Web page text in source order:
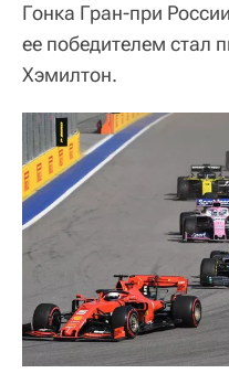
Гонка Гран-при
ее победителем стал
Хэмилтон.